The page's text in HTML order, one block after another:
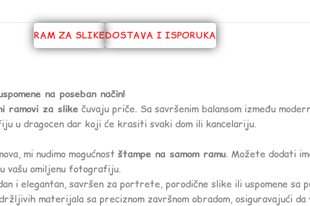
RAM ZA SLIKEDOSTAVA I ISPORUKA
na poseban način!
ramovi za slike čuvaju priče. Sa savršenim balansom između
u dragocen dar koji će krasiti svaki dom ili kancelariju.
mi nudimo mogućnost štampe na samom ramu. Možete dodati
vašu omiljenu fotografiju.
i elegantan, savršen za portrete, porodične slike ili uspomene sa
materijala sa preciznom završnom obradom, osiguravajući da